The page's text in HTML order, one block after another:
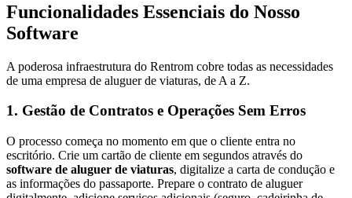
Funcionalidades Essenciais do Nosso
Software
A poderosa infraestrutura do Rentrom cobre todas as necessidades
de uma empresa de aluguer de viaturas, de A a Z.
1. Gestão de Contratos e Operações Sem Erros
O processo começa no momento em que o cliente entra no
escritório. Crie um cartão de cliente em segundos através do
software de aluguer de viaturas, digitalize a carta de condução e
as informações do passaporte. Prepare o contrato de aluguer